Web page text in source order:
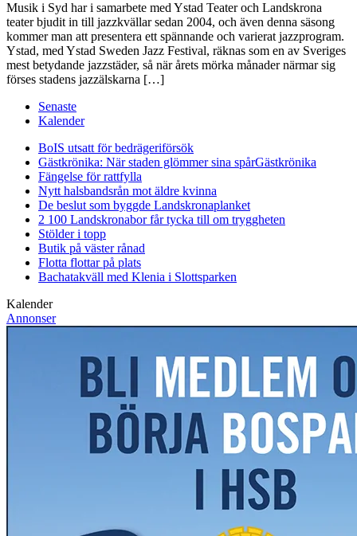
Musik i Syd har i samarbete med Ystad Teater och Landskrona
teater bjudit in till jazzkvällar sedan 2004, och även denna säsong
kommer man att presentera ett spännande och varierat jazzprogram.
Ystad, med Ystad Sweden Jazz Festival, räknas som en av Sveriges
mest betydande jazzstäder, så när årets mörka månader närmar sig
förses stadens jazzälskarna […]
Senaste
Kalender
BoIS utsatt för bedrägeriförsök
Gästkrönika: När staden glömmer sina spårGästkrönika
Fängelse för rattfylla
Nytt halsbandsrån mot äldre kvinna
De beslut som byggde Landskronaplanket
2 100 Landskronabor får tycka till om tryggheten
Stölder i topp
Butik på väster rånad
Flotta flottar på plats
Bachatakväll med Klenia i Slottsparken
Kalender
Annonser